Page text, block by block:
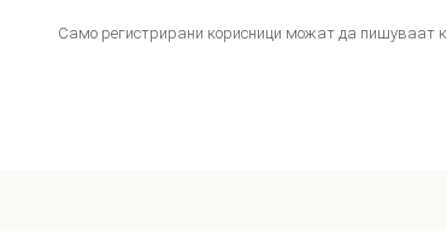
Само регистрирани корисници можат да пишуваат